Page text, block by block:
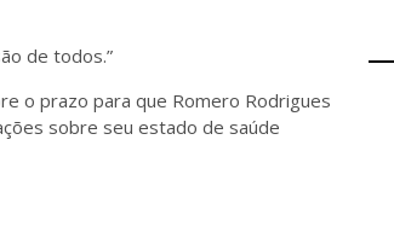
de todos.”
o prazo para que Romero Rodrigues
sobre seu estado de saúde